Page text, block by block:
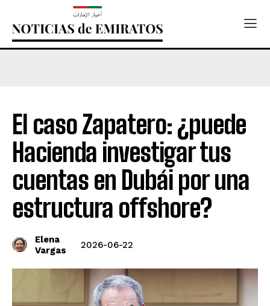
El caso Zapatero: ¿puede
Hacienda investigar tus
cuentas en Dubái por una
estructura offshore?
Elena
Vargas
2026-06-22